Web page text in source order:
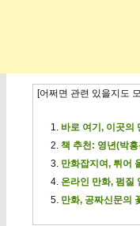
[어쩌면 관련 있을지도
바로 여기, 이곳의
책 추천: 영년(박
만화잡지여, 튀어
온라인 만화, 펌질
만화, 공짜신문의